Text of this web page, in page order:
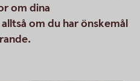
om dina
om du har önskemål